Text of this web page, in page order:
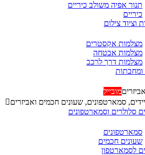
‏תנור אפיה משולב כיריים
כיריים
וציוד צילום
מצלמות אקסטרים
מצלמות אבטחה
מצלמות דרך לרכב
ומחבתות
מובייל
סמארטפונים, שעונים חכמים ואביזרים
סלולרים וסמארטפונים
סמארטפונים
שעונים חכמים
לסמארטפון